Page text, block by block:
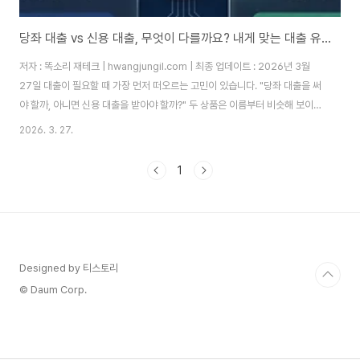
당좌 대출 vs 신용 대출, 무엇이 다를까요? 내게 맞는 대출 유형 선택법
저자 : 똑소리 재테크 | hwangjungil.com | 최종 업데이트 : 2026년 3월
27일 대출이 필요할 때 가장 먼저 떠오르는 고민이 있습니다. "당좌 대출을 써
야 할까, 아니면 신용 대출을 받아야 할까?" 두 상품은 이름부터 비슷해 보이지
만, 작동 방식과 이자 구조가 근본적으로 다릅니다. 따라서 잘못 선택하면 불필
이 글에서는 두 대출의 차이점을 명확하게 비교하고, 나에게 딱 맞는 대출 유형
2026. 3. 27.
1
Designed by 티스토리
© Daum Corp.